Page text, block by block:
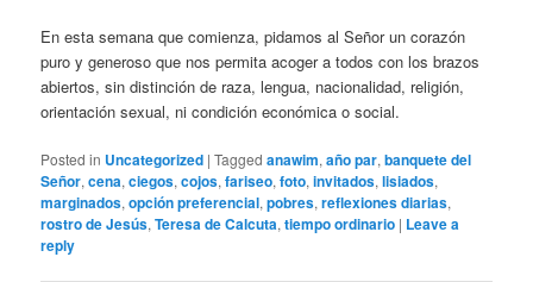
En esta semana que comienza, pidamos al Señor un corazón
puro y generoso que nos permita acoger a todos con los brazos
abiertos, sin distinción de raza, lengua, nacionalidad, religión,
orientación sexual, ni condición económica o social.
Posted in Uncategorized |Tagged anawim,año par,banquete del
Señor,cena,ciegos,cojos,fariseo,foto,invitados,lisiados,
marginados,opción preferencial,pobres,reflexiones diarias,
rostro de Jesús,Teresa de Calcuta,tiempo ordinario | Leave a
reply